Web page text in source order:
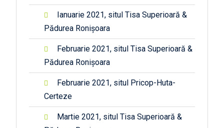
Ianuarie 2021, situl Tisa Superioară &
Pădurea Ronișoara
Februarie 2021, situl Tisa Superioară &
Pădurea Ronișoara
Februarie 2021, situl Pricop-Huta-
Certeze
Martie 2021, situl Tisa Superioară &